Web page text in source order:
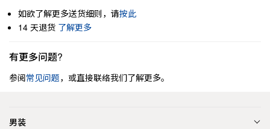
如欲了解更多送货细则，请按此
14 天退货 了解更多
有更多问题?
参阅常见问题，或直接联络我们了解更多。
男装